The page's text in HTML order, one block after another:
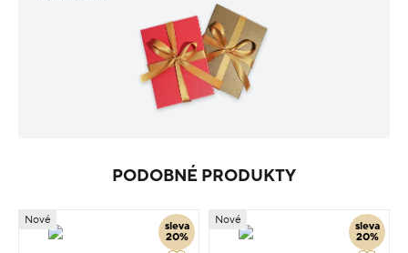
PODOBNÉ PRODUKTY
sleva
20%
Nové
sleva
20%
Nové